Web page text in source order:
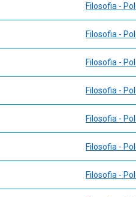
Filosofia -
Filosofia -
Filosofia -
Filosofia -
Filosofia -
Filosofia -
Filosofia -